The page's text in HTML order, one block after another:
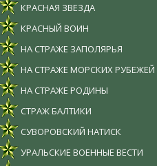
КРАСНАЯ ЗВЕЗДА
КРАСНЫЙ ВОИН
НА СТРАЖЕ ЗАПОЛЯРЬЯ
НА СТРАЖЕ МОРСКИХ РУБЕЖЕЙ
НА СТРАЖЕ РОДИНЫ
СТРАЖ БАЛТИКИ
СУВОРОВСКИЙ НАТИСК
УРАЛЬСКИЕ ВОЕННЫЕ ВЕСТИ